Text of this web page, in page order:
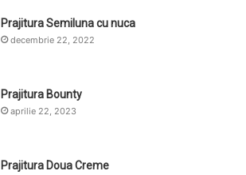
Prajitura Semiluna cu nuca
decembrie 22, 2022
Prajitura Bounty
aprilie 22, 2023
Prajitura Doua Creme